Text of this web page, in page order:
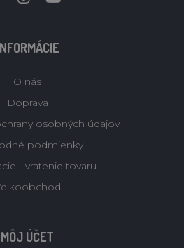
O nás
Doprava
osobných údajov
podmienky
- vratenie tovaru
MÔJ ÚČET